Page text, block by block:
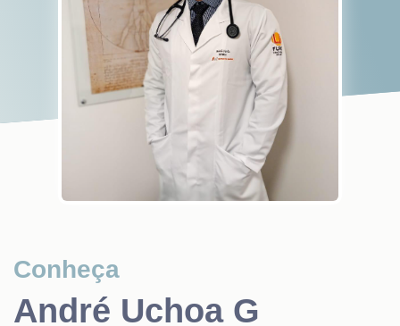
Conheça
André Uchoa G